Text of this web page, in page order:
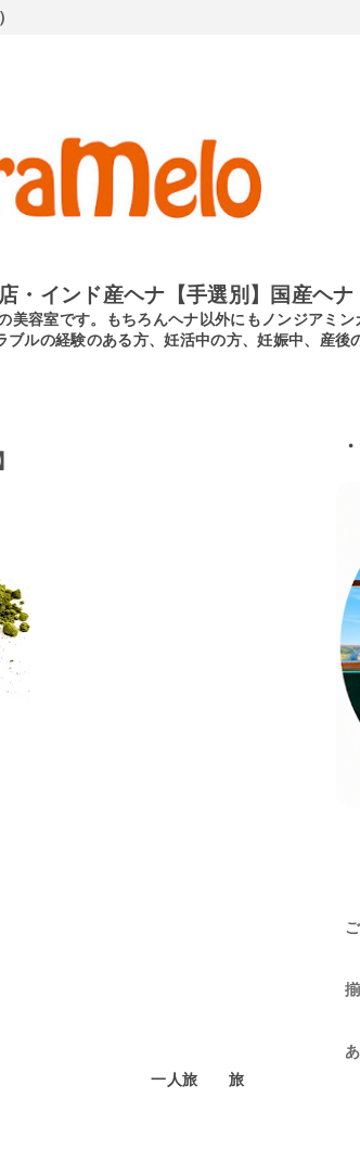
インド産ヘナ【手選別】国産ヘナ
容室です。もちろんヘナ以外にもノンジアミ
ルの経験のある方、妊活中の方、妊娠中、産後
一人旅 旅